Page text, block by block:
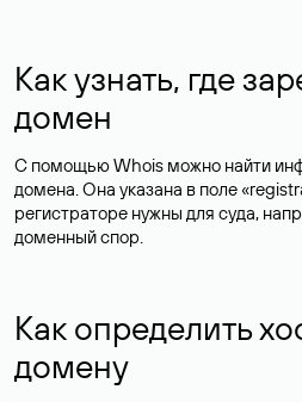
Как узнать, где
домен
С помощью Whois можно найти
домена. Она указана в поле
регистраторе нужны для суда,
доменный спор.
Как определить
домену